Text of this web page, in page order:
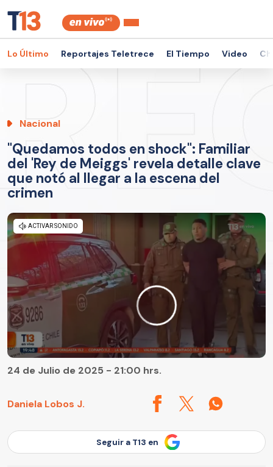
Lo Último Reportajes Teletrece El Tiempo Video
Nacional
"Quedamos todos en shock": Familiar
del 'Rey de Meiggs' revela detalle clave
que notó al llegar a la escena del
crimen
Daniela Lobos J.
24 de Julio de 2025 - 21:00 hrs.
Seguir a T13 en